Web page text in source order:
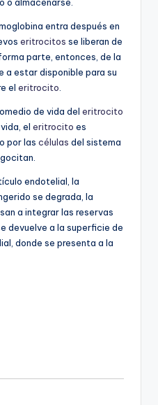
entra después en
eritrocitos se liberan de
parte, entonces, de la
a estar disponible para su
el eritrocito
de vida del eritrocito
el eritrocito es
por las células del sistema
endotelial, la
se degrada, la
a integrar las reservas
devuelve a la superficie de
donde se presenta a la